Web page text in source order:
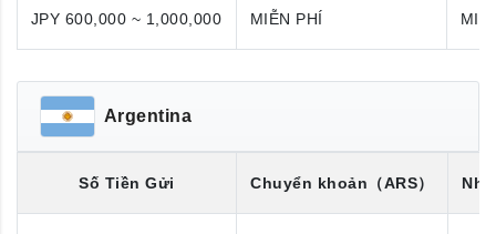
JPY 600,000 ~ 1,000,000 MIỄN PHÍ
Argentina
Số Tiền Gửi Chuyển khoản （ARS）